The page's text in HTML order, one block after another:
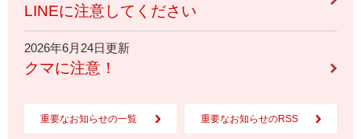
LINEに注意してください
2026年6月24日更新
クマに注意！
重要なお知らせの一覧 重要なお知らせのRSS